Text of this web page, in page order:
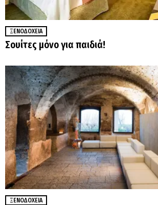
ΞΕΝΟΔΟΧΕΊΑ
Σουίτες μόνο για παιδιά!
ΞΕΝΟΔΟΧΕΊΑ